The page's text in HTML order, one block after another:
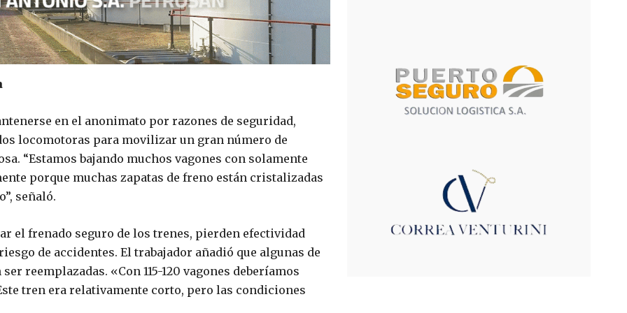
en el anonimato por razones de seguridad,
locomotoras para movilizar un gran número de
“Estamos bajando muchos vagones con solamente
porque muchas zapatas de freno están cristalizadas
señaló.
el frenado seguro de los trenes, pierden efectividad
de accidentes. El trabajador añadió que algunas de
reemplazadas. «Con 115-120 vagones deberíamos
tren era relativamente corto, pero las condiciones